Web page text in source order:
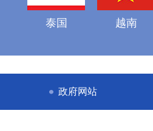
泰国 越南
政府网站